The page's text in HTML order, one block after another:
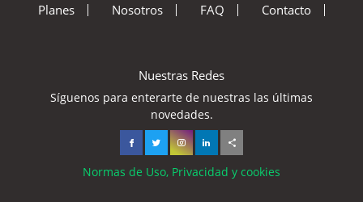
Planes Nosotros FAQ Contacto
Nuestras Redes
Síguenos para enterarte de nuestras las últimas
novedades.
Normas de Uso, Privacidad y cookies